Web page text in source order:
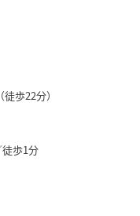
歩22分）
徒歩1分